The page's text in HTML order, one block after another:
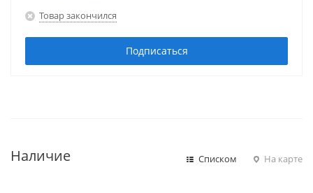
Товар закончился
Подписаться
Наличие Списком На карте